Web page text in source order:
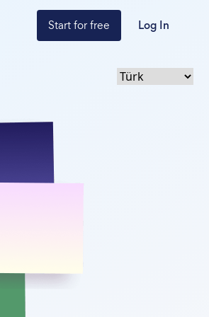
Start for free Log In